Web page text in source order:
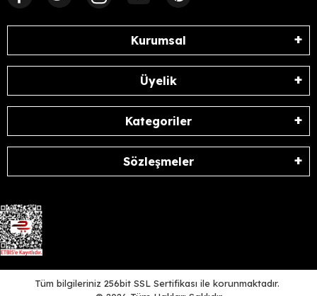
Kurumsal
Üyelik
Kategoriler
Sözleşmeler
Tüm bilgileriniz 256bit SSL Sertifikası ile korunmaktadır.